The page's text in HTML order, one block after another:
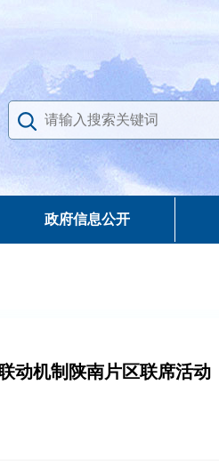
政府信息公开
动机制陕南片区联席活动